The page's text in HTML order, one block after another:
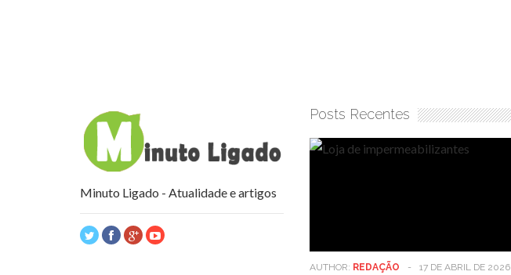
Minuto Ligado - Atualidade e artigos
Posts Recentes
AUTHOR: REDAÇÃO - 17 DE ABRIL DE 2026